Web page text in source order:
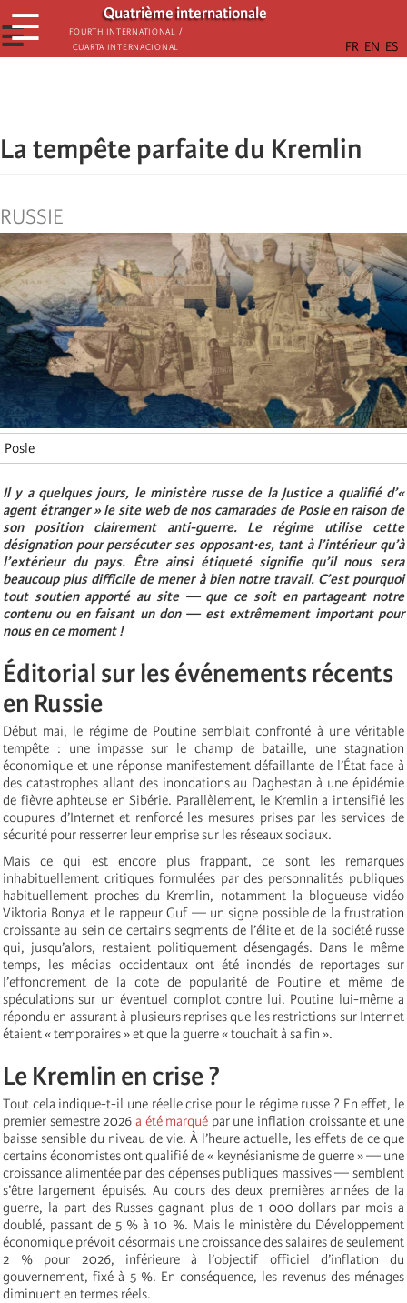
Aller
au
contenu
Quatrième internationale
Fourth International /
Cuarta Internacional
☰
☰
La tempête parfaite du Kremlin
RUSSIE
Posle
Il y a quelques jours, le ministère russe de la Justice a qualifié d’«
agent étranger » le site web de nos camarades de Posle en raison de
son position clairement anti-guerre. Le régime utilise cette
désignation pour persécuter ses opposant·es, tant à l’intérieur qu’à
l’extérieur du pays. Être ainsi étiqueté signifie qu’il nous sera
beaucoup plus difficile de mener à bien notre travail. C’est pourquoi
tout soutien apporté au site — que ce soit en partageant notre
contenu ou en faisant un don — est extrêmement important pour
nous en ce moment !
Éditorial sur les événements récents
en Russie
Début mai, le régime de Poutine semblait confronté à une véritable
tempête : une impasse sur le champ de bataille, une stagnation
économique et une réponse manifestement défaillante de l’État face à
des catastrophes allant des inondations au Daghestan à une épidémie
de fièvre aphteuse en Sibérie. Parallèlement, le Kremlin a intensifié les
coupures d’Internet et renforcé les mesures prises par les services de
sécurité pour resserrer leur emprise sur les réseaux sociaux.
Mais ce qui est encore plus frappant, ce sont les remarques
inhabituellement critiques formulées par des personnalités publiques
habituellement proches du Kremlin, notamment la blogueuse vidéo
Viktoria Bonya et le rappeur Guf — un signe possible de la frustration
croissante au sein de certains segments de l’élite et de la société russe
qui, jusqu’alors, restaient politiquement désengagés. Dans le même
temps, les médias occidentaux ont été inondés de reportages sur
l’effondrement de la cote de popularité de Poutine et même de
spéculations sur un éventuel complot contre lui. Poutine lui-même a
répondu en assurant à plusieurs reprises que les restrictions sur Internet
étaient « temporaires » et que la guerre « touchait à sa fin ».
Le Kremlin en crise ?
Tout cela indique-t-il une réelle crise pour le régime russe ? En effet, le
premier semestre 2026 a été marqué par une inflation croissante et une
baisse sensible du niveau de vie. À l’heure actuelle, les effets de ce que
certains économistes ont qualifié de « keynésianisme de guerre » — une
croissance alimentée par des dépenses publiques massives — semblent
s’être largement épuisés. Au cours des deux premières années de la
guerre, la part des Russes gagnant plus de 1 000 dollars par mois a
doublé, passant de 5 % à 10 %. Mais le ministère du Développement
économique prévoit désormais une croissance des salaires de seulement
2 % pour 2026, inférieure à l’objectif officiel d’inflation du
gouvernement, fixé à 5 %. En conséquence, les revenus des ménages
diminuent en termes réels.